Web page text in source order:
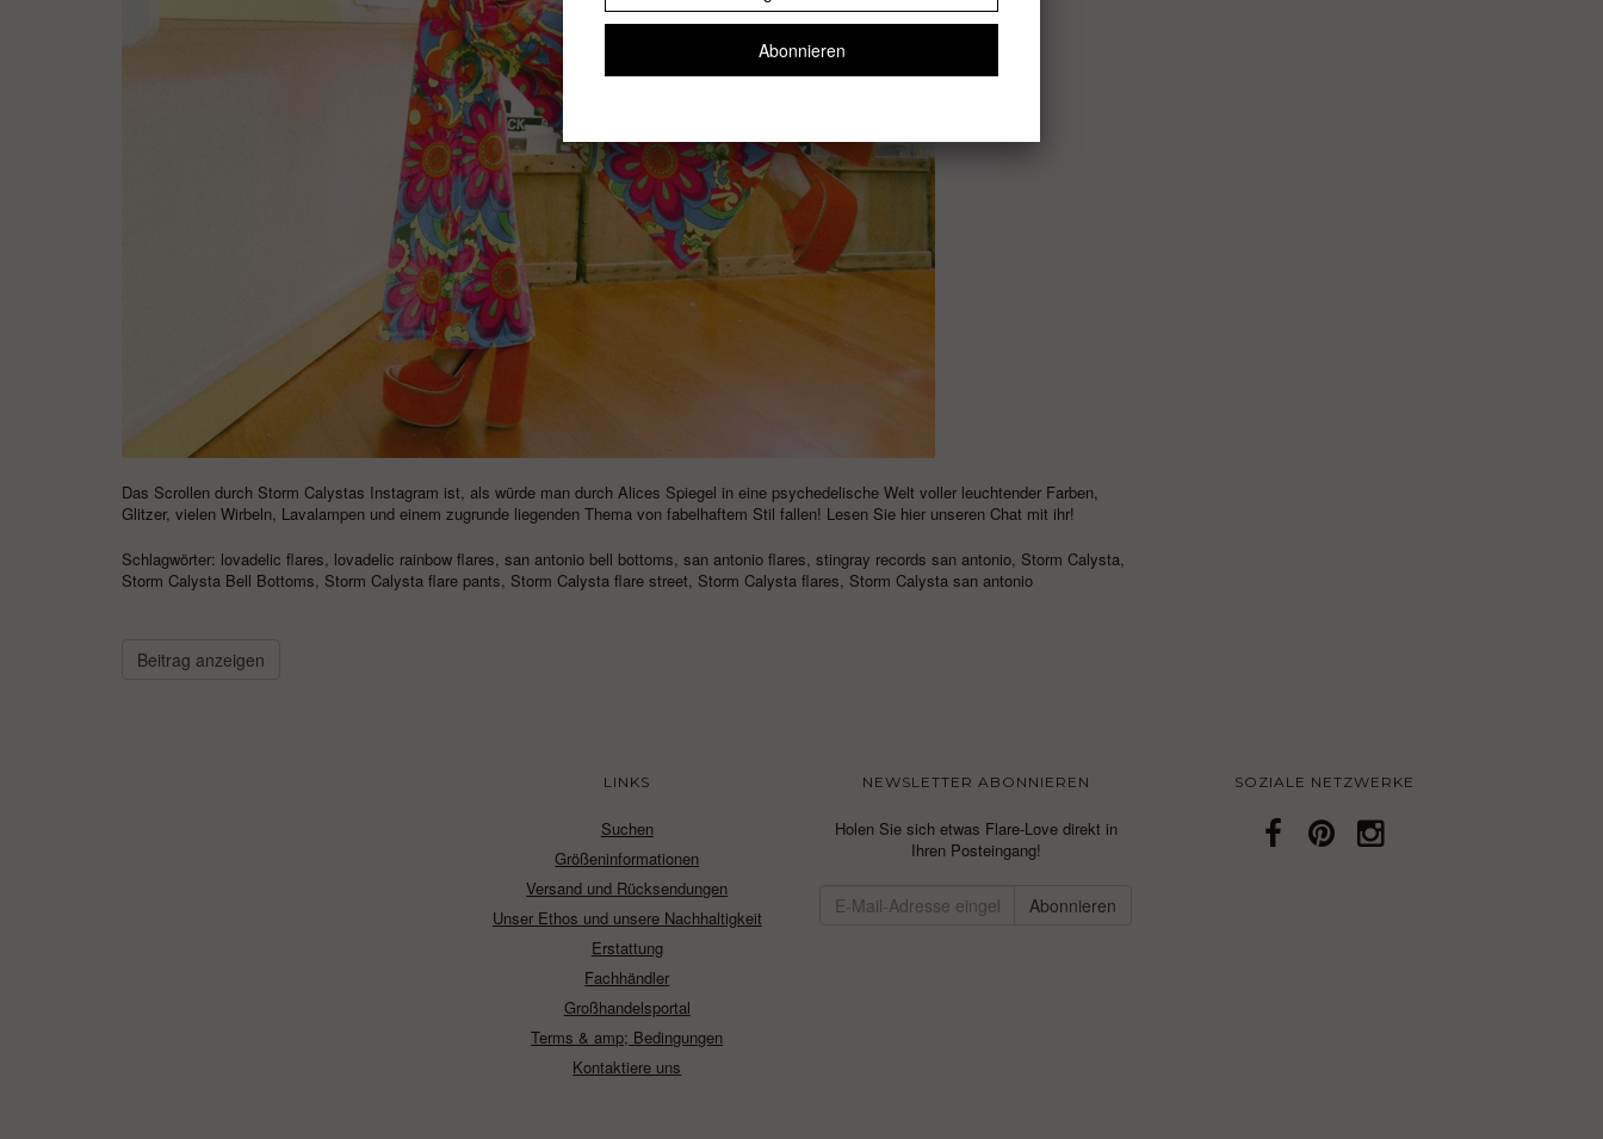
Das Scrollen durch Storm Calystas Instagram ist, als würde man durch Alices Spiegel in eine psychedelische Welt voller leuchtender Farben,
Glitzer, vielen Wirbeln, Lavalampen und einem zugrunde liegenden Thema von fabelhaftem Stil fallen! Lesen Sie hier unseren Chat mit ihr!
Schlagwörter: lovadelic flares, lovadelic rainbow flares, san antonio bell bottoms, san antonio flares, stingray records san antonio, Storm Calysta,
Storm Calysta Bell Bottoms, Storm Calysta flare pants, Storm Calysta flare street, Storm Calysta flares, Storm Calysta san antonio
Beitrag anzeigen
LINKS
Suchen
Größeninformationen
Versand und Rücksendungen
Unser Ethos und unsere Nachhaltigkeit
Erstattung
Fachhändler
Großhandelsportal
Terms & amp; Bedingungen
Kontaktiere uns
NEWSLETTER ABONNIEREN
Holen Sie sich etwas Flare-Love direkt in
Ihren Posteingang!
SOZIALE NETZWERKE